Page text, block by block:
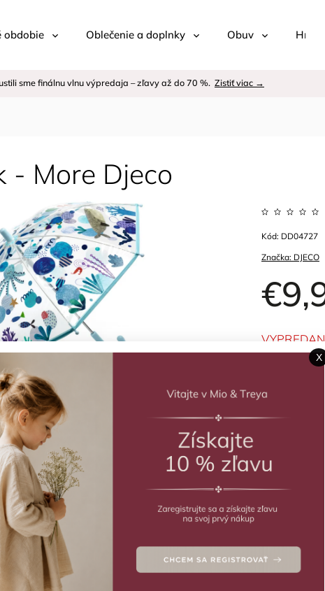
obdobie Oblečenie a doplnky Obuv Hračky
sme finálnu vlnu výpredaja – zľavy až do 70 %. Zistiť viac →
- More Djeco
Značka: DJECO
Kód: DD04727
More:
Detailné
Položka bola
X